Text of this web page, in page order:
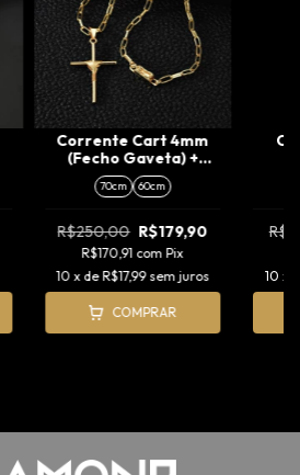
Corrente Cart 4mm
(Fecho Gaveta) +
Pingente Cruz
Amarrada (M)
70cm 60cm
R$250,00 R$179,90
R$170,91 com Pix
10 x de R$17,99 sem juros
COMPRAR
10 x